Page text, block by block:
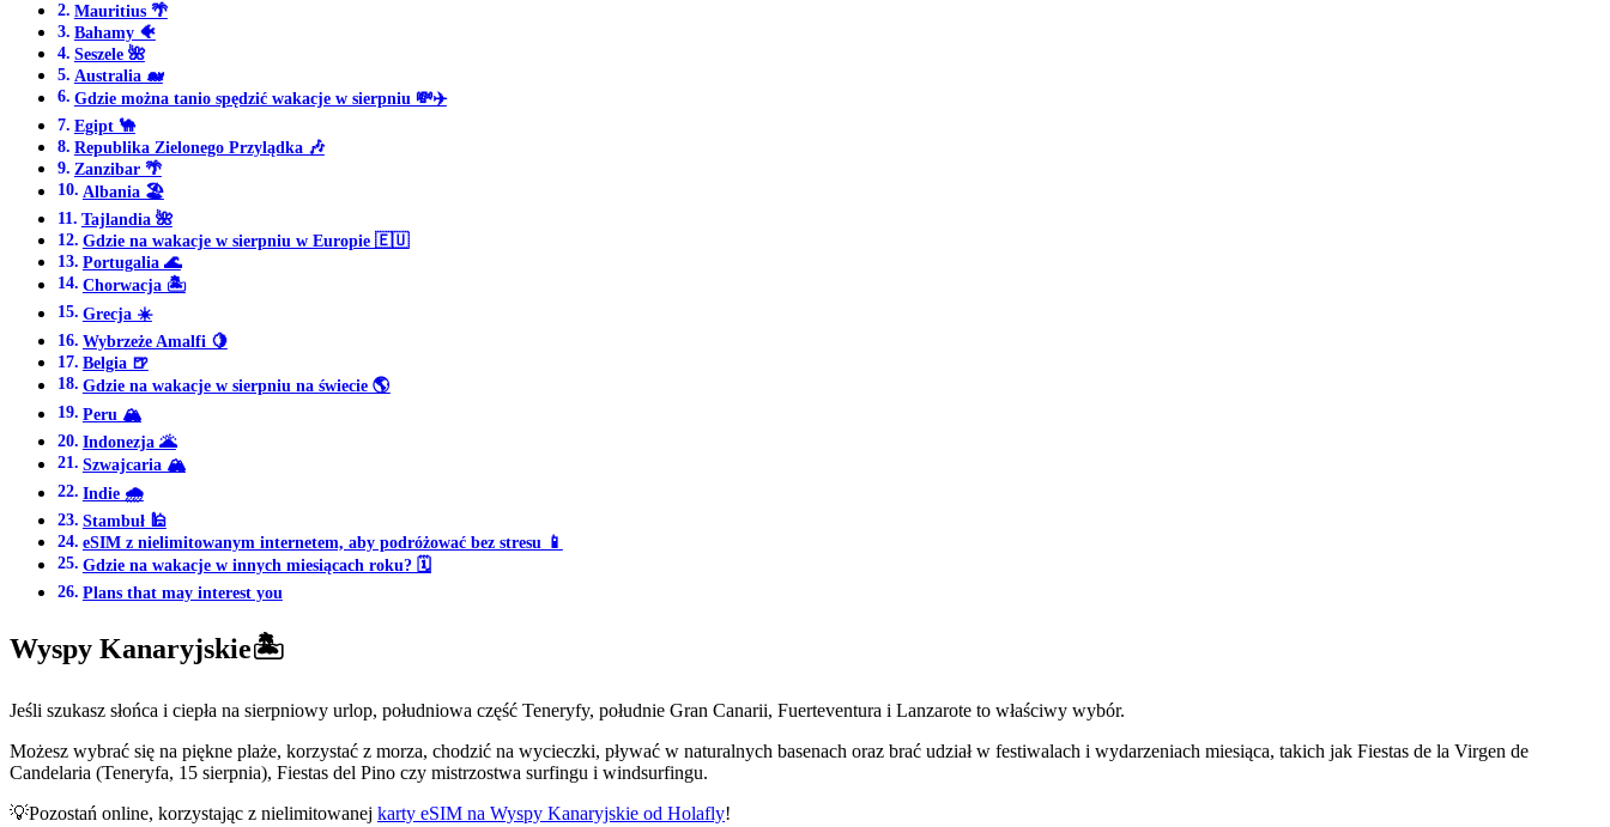
Mauritius 🌴
Bahamy 🐠
Seszele 🌺
Australia 🐋
Gdzie można tanio spędzić wakacje w sierpniu 💸✈️
Egipt 🐪
Republika Zielonego Przylądka 🎶
Zanzibar 🌴
Albania 🏖️
Tajlandia 🌺
Gdzie na wakacje w sierpniu w Europie 🇪🇺
Portugalia 🌊
Chorwacja 🏝️
Grecja ☀️
Wybrzeże Amalfi 🍋
Belgia 🍺
Gdzie na wakacje w sierpniu na świecie 🌎
Peru 🏔️
Indonezja 🌋
Szwajcaria 🏔️
Indie 🌧️
Stambuł 🕌
eSIM z nielimitowanym internetem, aby podróżować bez stresu 📱
Gdzie na wakacje w innych miesiącach roku? 🗓️
Plans that may interest you
Wyspy Kanaryjskie🏝️
Jeśli szukasz słońca i ciepła na sierpniowy urlop, południowa część Teneryfy, południe Gran Canarii, Fuerteventura i Lanzarote to właściwy wybór.
Możesz wybrać się na piękne plaże, korzystać z morza, chodzić na wycieczki, pływać w naturalnych basenach oraz brać udział w festiwalach i wydarzeniach miesiąca, takich jak Fiestas de la Virgen de
Candelaria (Teneryfa, 15 sierpnia), Fiestas del Pino czy mistrzostwa surfingu i windsurfingu.
💡Pozostań online, korzystając z nielimitowanej karty eSIM na Wyspy Kanaryjskie od Holafly!